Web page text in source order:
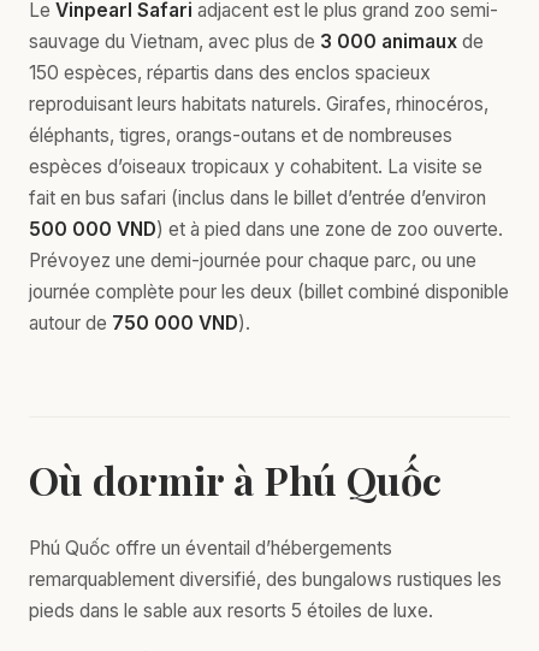
Le Vinpearl Safari adjacent est le plus grand zoo semi-
sauvage du Vietnam, avec plus de 3 000 animaux de
150 espèces, répartis dans des enclos spacieux
reproduisant leurs habitats naturels. Girafes, rhinocéros,
éléphants, tigres, orangs-outans et de nombreuses
espèces d’oiseaux tropicaux y cohabitent. La visite se
fait en bus safari (inclus dans le billet d’entrée d’environ
500 000 VND) et à pied dans une zone de zoo ouverte.
Prévoyez une demi-journée pour chaque parc, ou une
journée complète pour les deux (billet combiné disponible
autour de 750 000 VND).
Où dormir à Phú Quốc
Phú Quốc offre un éventail d’hébergements
remarquablement diversifié, des bungalows rustiques les
pieds dans le sable aux resorts 5 étoiles de luxe.